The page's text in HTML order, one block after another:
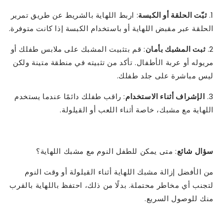
ثبّت الحلقة أو الكبسة: اربط اللهاية بالشريط عن طريق تمرير
الحلقة عبر مقبض اللهاية أو باستخدام الكبسة إذا كانت متوفرة.
2. ثبت المشبك بأمان: قم بتثبيت المشبك على ملابس طفلك أو
مريوله أو عربة الأطفال. تأكد من تثبيته في منطقة متينة ولكن
ليس مباشرة على جلد طفلك.
3. الإشراف أثناء الاستخدام: راقب طفلك دائمًا عندما يستخدم
اللهاية مع مشبك، خاصة أثناء اللعب أو القيلولة.
سؤال شائع: متى يمكن للطفل النوم مع مشبك اللهاية؟
من الأفضل إزالة مشبك اللهاية أثناء القيلولة أو وقت النوم
لتجنب أي مخاطر محتملة. بدلًا من ذلك، احتفظ باللهاية بالقرب
منك للوصول السريع.